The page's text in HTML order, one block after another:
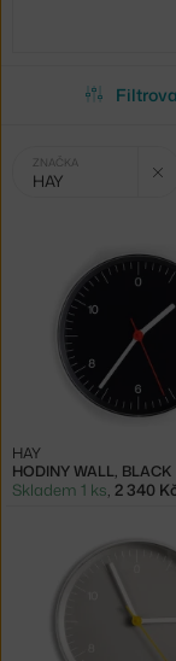
Vybrané
filtry:
ZNAČKA
HAY
HODINY WALL, BLACK
HAY
Skladem 1 ks 2 340